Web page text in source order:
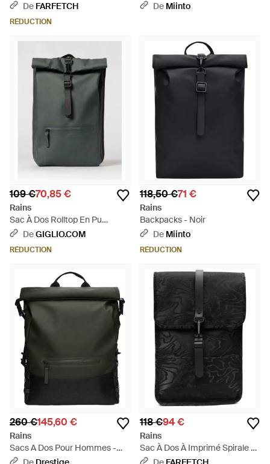
De FARFETCH
RÉDUCTION
De Miinto
109 €70,85 €
Rains
Sac À Dos Rolltop En Pu
Imperméable - Noir
DeGIGLIO.COM
RÉDUCTION
118,50 €71 €
Rains
Backpacks - Noir
De Miinto
RÉDUCTION
260 €145,60 €
Rains
Sacs A Dos Pour Hommes -
Noir
118 €94 €
Rains
Sac À Dos À Imprimé Spirale Et
À Boucle - Noir